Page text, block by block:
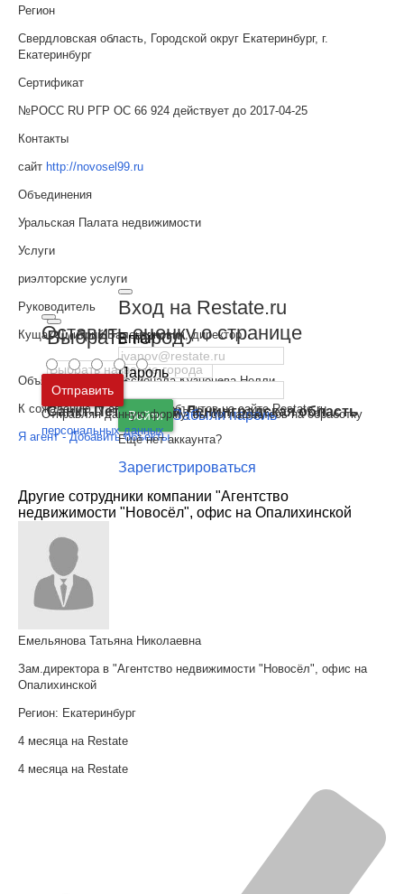
Выбрать город
Москва и
Московская область
Санкт-Петербург иЛенинградская область
Вход на Restate.ru
Email
Пароль
Войти Забыли пароль
Ещё нет аккаунта?
Зарегистрироваться
Регион
Свердловская область, Городской округ Екатеринбург, г.
Екатеринбург
Сертификат
№РОСС RU РГР ОС 66 924 действует до 2017-04-25
Контакты
сайт http://novosel99.ru
Объединения
Уральская Палата недвижимости
Услуги
риэлторские услуги
Руководитель
Кущак Дмитрий Валентинович, директор
Объявления профессионала Кузнецова Нелли
К сожалению, у агента нет объектов на сайте Restate.ru
Я агент - Добавить объекты
Другие сотрудники компании "Агентство
недвижимости "Новосёл", офис на Опалихинской
Емельянова Татьяна Николаевна
Зам.директора в "Агентство недвижимости "Новосёл", офис на
Опалихинской
Регион: Екатеринбург
4 месяца на Restate
4 месяца на Restate
Оставить оценку о странице
Отправить
Отправляя данную форму, вы соглашаетесь на обработку
персональных данных